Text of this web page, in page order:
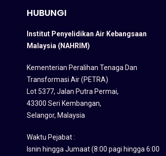
HUBUNGI
Institut Penyelidikan Air Kebangsaan
Malaysia (NAHRIM)
Kementerian Peralihan Tenaga Dan
Transformasi Air (PETRA)
Lot 5377, Jalan Putra Permai,
43300 Seri Kembangan,
Selangor, Malaysia
Waktu Pejabat :
Isnin hingga Jumaat (8:00 pagi hingga 6:00